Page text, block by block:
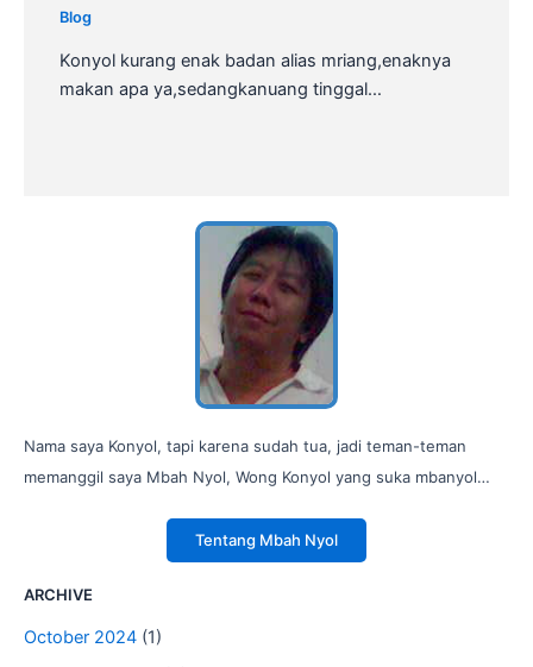
Blog
Konyol kurang enak badan alias mriang,enaknya
makan apa ya,sedangkanuang tinggal…
Nama saya Konyol, tapi karena sudah tua, jadi teman-teman
memanggil saya Mbah Nyol, Wong Konyol yang suka mbanyol…
Tentang Mbah Nyol
ARCHIVE
October 2024 (1)